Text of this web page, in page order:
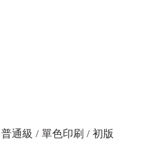
通級 / 單色印刷 / 初版